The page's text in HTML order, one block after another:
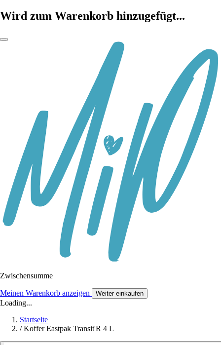
Wird zum Warenkorb hinzugefügt...
Zwischensumme
Meinen Warenkorb anzeigen Weiter einkaufen
Loading...
Startseite
/ Koffer Eastpak Transit'R 4 L